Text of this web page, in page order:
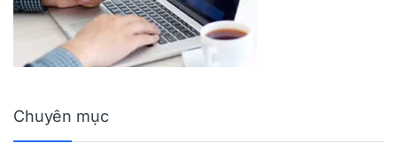
Chuyên mục